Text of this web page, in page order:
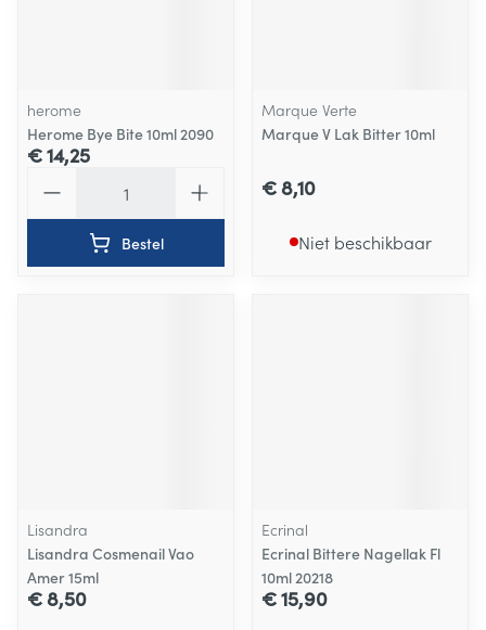
herome
Herome Bye Bite 10ml 2090
€ 14,25
Bestel
Marque Verte
Marque V Lak Bitter 10ml
€ 8,10
Niet beschikbaar
Lisandra
Lisandra Cosmenail Vao
Amer 15ml
€ 8,50
Ecrinal
Ecrinal Bittere Nagellak Fl
10ml 20218
€ 15,90